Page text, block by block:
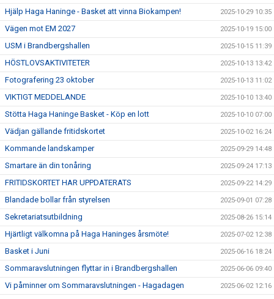
Hjälp Haga Haninge - Basket att vinna Biokampen! 2025-10-29 10:35
Vägen mot EM 2027 2025-10-19 15:00
USM i Brandbergshallen 2025-10-15 11:39
HÖSTLOVSAKTIVITETER 2025-10-13 13:42
Fotografering 23 oktober 2025-10-13 11:02
VIKTIGT MEDDELANDE 2025-10-10 13:40
Stötta Haga Haninge Basket - Köp en lott 2025-10-10 07:00
Vädjan gällande fritidskortet 2025-10-02 16:24
Kommande landskamper 2025-09-29 14:48
Smartare än din tonåring 2025-09-24 17:13
FRITIDSKORTET HAR UPPDATERATS 2025-09-22 14:29
Blandade bollar från styrelsen 2025-09-01 07:28
Sekretariatsutbildning 2025-08-26 15:14
Hjärtligt välkomna på Haga Haninges årsmöte! 2025-07-02 12:38
Basket i Juni 2025-06-16 18:24
Sommaravslutningen flyttar in i Brandbergshallen 2025-06-06 09:40
Vi påminner om Sommaravslutningen - Hagadagen 2025-06-02 12:16